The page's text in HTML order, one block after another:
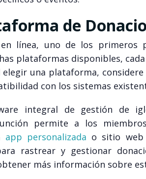
de
línea, uno de los primeros
plataformas disponibles,
una plataforma,
con los sistemas
integral de gestión de
permite a los
app personalizada o sitio web
rastrear y gestionar
más información sobre